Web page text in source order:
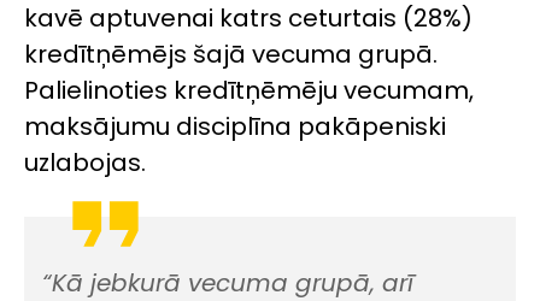
kavē aptuvenai katrs ceturtais (28%)
kredītņēmējs šajā vecuma grupā.
Palielinoties kredītņēmēju vecumam,
maksājumu disciplīna pakāpeniski
uzlabojas.
“Kā jebkurā vecuma grupā, arī